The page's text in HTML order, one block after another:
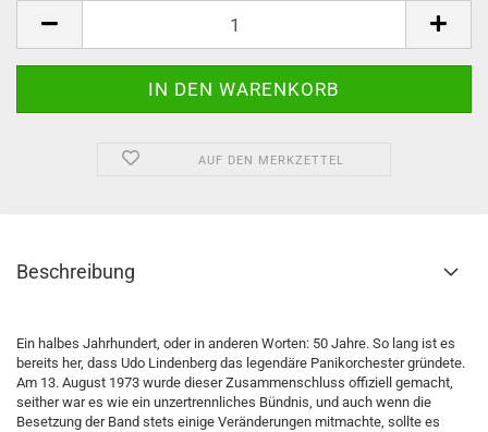
AUF DEN MERKZETTEL
Beschreibung
Ein halbes Jahrhundert, oder in anderen Worten: 50 Jahre. So lang ist es
bereits her, dass Udo Lindenberg das legendäre Panikorchester gründete.
Am 13. August 1973 wurde dieser Zusammenschluss offiziell gemacht,
seither war es wie ein unzertrennliches Bündnis, und auch wenn die
Besetzung der Band stets einige Veränderungen mitmachte, sollte es